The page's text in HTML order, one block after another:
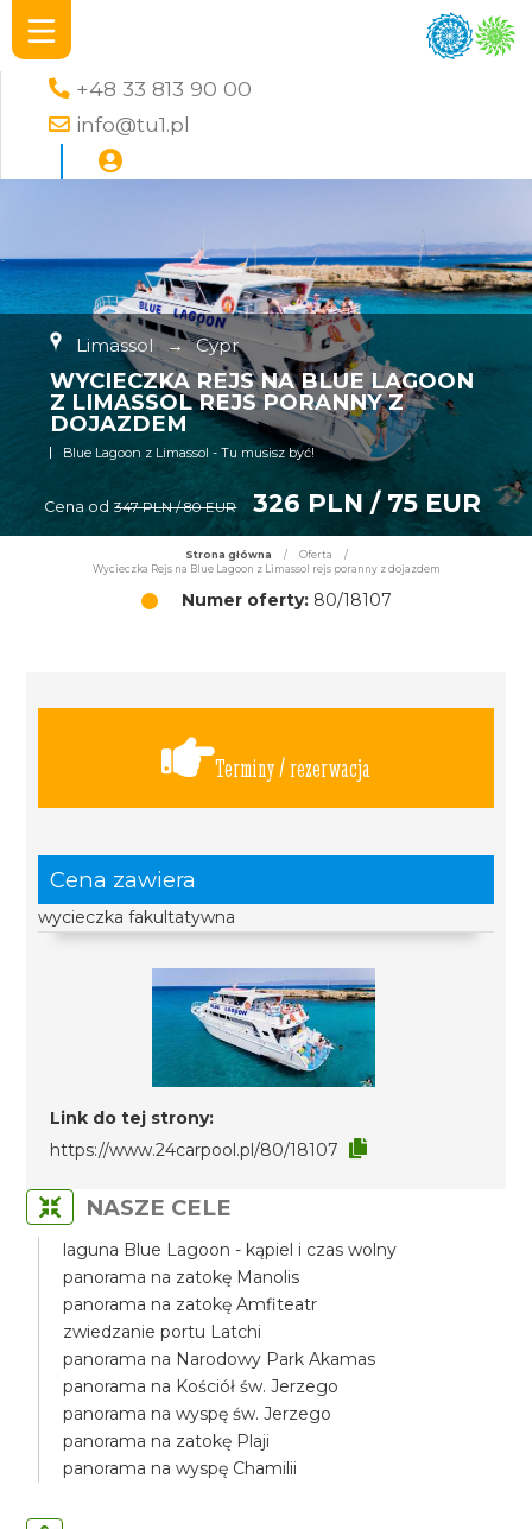
+48 33 813 90 00
info@tu1.pl
Limassol → Cypr
WYCIECZKA REJS NA BLUE LAGOON
Z LIMASSOL REJS PORANNY Z
DOJAZDEM
Blue Lagoon z Limassol - Tu musisz być!
Cena od 347 PLN / 80 EUR 326 PLN / 75 EUR
Strona główna / Oferta
/
Wycieczka Rejs na Blue Lagoon z Limassol rejs poranny z dojazdem
Numer oferty:80/18107
Terminy / rezerwacja
Cena zawiera
wycieczka fakultatywna
Link do tej strony:
https://www.24carpool.pl/80/18107
NASZE CELE
laguna Blue Lagoon - kąpiel i czas wolny
panorama na zatokę Manolis
panorama na zatokę Amfiteatr
zwiedzanie portu Latchi
panorama na Narodowy Park Akamas
panorama na Kościół św. Jerzego
panorama na wyspę św. Jerzego
panorama na zatokę Plaji
panorama na wyspę Chamilii